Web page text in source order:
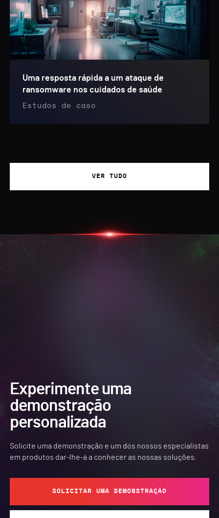
Uma resposta rápida a um ataque de
ransomware nos cuidados de saúde
Estudos de caso
VER TUDO
Experimente uma
demonstração
personalizada
Solicite uma demonstração e um dos nossos especialistas
em produtos dar-lhe-á a conhecer as nossas soluções.
SOLICITAR UMA DEMONSTRAÇÃO